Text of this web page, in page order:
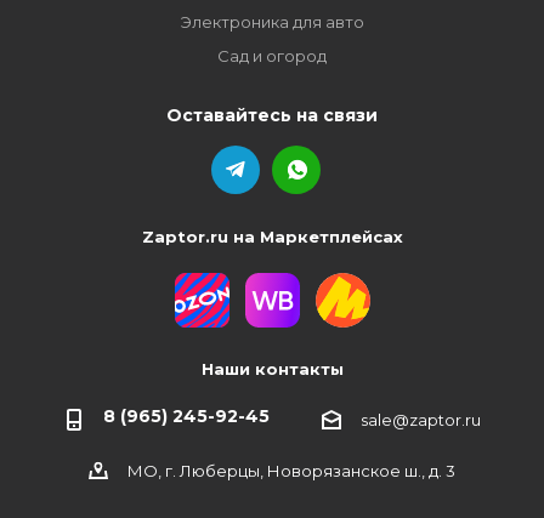
Электроника для авто
Сад и огород
Оставайтесь на связи
Zaptor.ru на Маркетплейсах
Наши контакты
8 (965) 245-92-45 sale@zaptor.ru
МО, г. Люберцы, Новорязанское ш., д. 3